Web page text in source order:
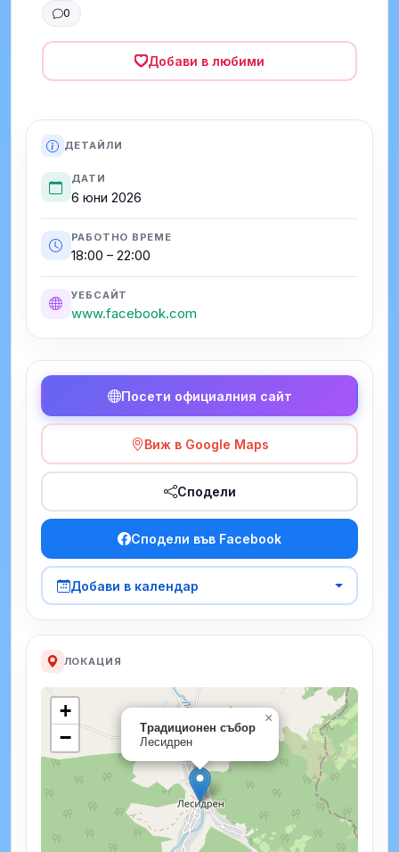
0
Добави в любими
ДЕТАЙЛИ
ДАТИ
6 юни 2026
РАБОТНО ВРЕМЕ
18:00 – 22:00
УЕБСАЙТ
www.facebook.com
Посети официалния сайт
Виж в Google Maps
Сподели
Сподели във Facebook
Добави в календар
ЛОКАЦИЯ
Традиционен събор
Лесидрен
×
+
−